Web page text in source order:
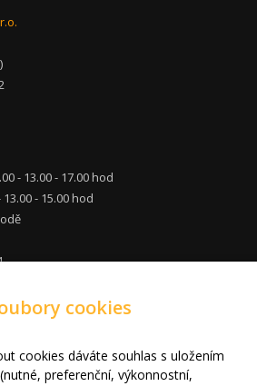
- 13.00 - 17.00 hod
13.00 - 15.00 hod
cookies
cookies dáváte souhlas s uložením
preferenční, výkonnostní,